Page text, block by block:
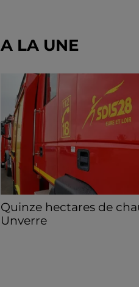
A LA UNE
Quinze hectares de
Unverre